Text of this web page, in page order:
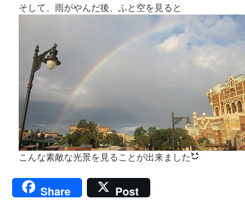
そして、雨がやんだ後、ふと空を見ると
こんな素敵な光景を見ることが出来ました
Share Post